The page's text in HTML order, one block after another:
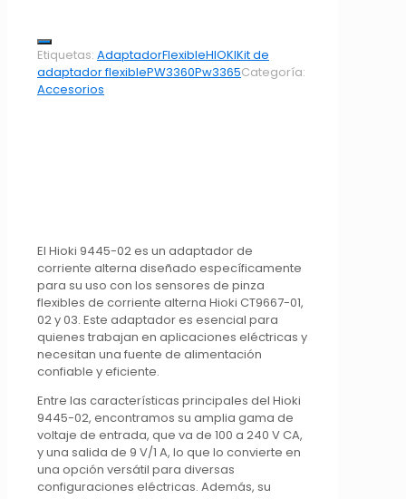
Etiquetas: AdaptadorFlexibleHIOKIKit de
adaptador flexiblePW3360Pw3365Categoría:
Accesorios
El Hioki 9445-02 es un adaptador de
corriente alterna diseñado específicamente
para su uso con los sensores de pinza
flexibles de corriente alterna Hioki CT9667-01,
02 y 03. Este adaptador es esencial para
quienes trabajan en aplicaciones eléctricas y
necesitan una fuente de alimentación
confiable y eficiente.
Entre las características principales del Hioki
9445-02, encontramos su amplia gama de
voltaje de entrada, que va de 100 a 240 V CA,
y una salida de 9 V/1 A, lo que lo convierte en
una opción versátil para diversas
configuraciones eléctricas. Además, su